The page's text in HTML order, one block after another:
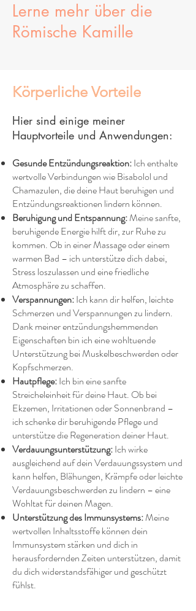
Lerne mehr über die
Römische Kamille
Körperliche Vorteile
Hier sind einige meiner
Hauptvorteile und Anwendungen:
Gesunde Entzündungsreaktion:Ich enthalte
wertvolle Verbindungen wie Bisabolol und
Chamazulen, die deine Haut beruhigen und
Entzündungsreaktionen lindern können.
Beruhigung und Entspannung:Meine sanfte,
beruhigende Energie hilft dir, zur Ruhe zu
kommen. Ob in einer Massage oder einem
warmen Bad – ich unterstütze dich dabei,
Stress loszulassen und eine friedliche
Atmosphäre zu schaffen.
Verspannungen:Ich kann dir helfen, leichte
Schmerzen und Verspannungen zu lindern.
Dank meiner entzündungshemmenden
Eigenschaften bin ich eine wohltuende
Unterstützung bei Muskelbeschwerden oder
Kopfschmerzen.
Hautpflege:Ich bin eine sanfte
Streicheleinheit für deine Haut. Ob bei
Ekzemen, Irritationen oder Sonnenbrand –
ich schenke dir beruhigende Pflege und
unterstütze die Regeneration deiner Haut.
Verdauungsunterstützung:Ich wirke
ausgleichend auf dein Verdauungssystem und
kann helfen, Blähungen, Krämpfe oder leichte
Verdauungsbeschwerden zu lindern – eine
Wohltat für deinen Magen.
Unterstützung des Immunsystems:Meine
wertvollen Inhaltsstoffe können dein
Immunsystem stärken und dich in
herausfordernden Zeiten unterstützen, damit
du dich widerstandsfähiger und geschützt
fühlst.